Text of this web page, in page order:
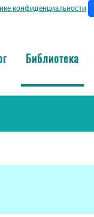
конфиденциальности
Библиотека